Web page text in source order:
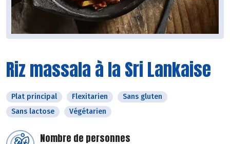
Riz massala à la Sri Lankaise
Plat principal Flexitarien
Sans gluten
Sans lactose
Végétarien
Nombre de personnes